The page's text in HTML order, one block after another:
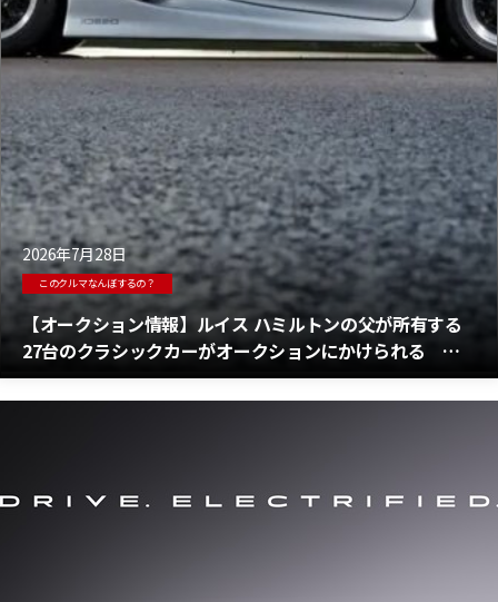
2026年7月28日
このクルマなんぼするの？
【オークション情報】ルイス ハミルトンの父が所有する
27台のクラシックカーがオークションにかけられる そ
の総額は約6億6,500万円と想定されている！